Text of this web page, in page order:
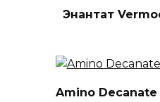
Энантат
Amino Decanate